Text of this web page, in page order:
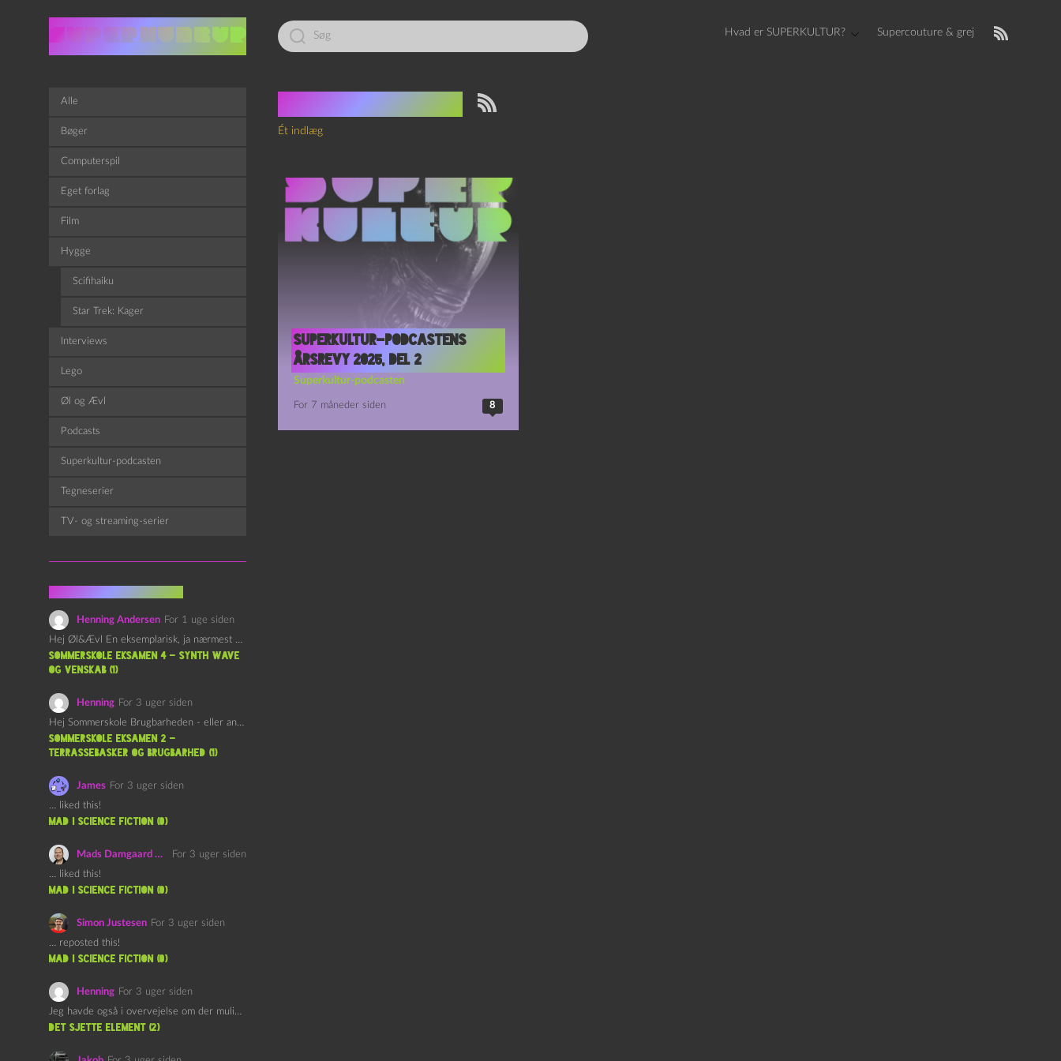
Led
efter:
Hvad er SUPERKULTUR? Supercouture & grej
Irene Solà
Ét indlæg
Superkultur-podcastens
årsrevy 2025, del 2
Superkultur-podcasten
For 7 måneder siden 8
Alle
Bøger
Computerspil
Eget forlag
Film
Hygge
Scifihaiku
Star Trek: Kager
Interviews
Lego
Øl og Ævl
Podcasts
Superkultur-podcasten
Tegneserier
TV- og streaming-serier
Henning Andersen For 1 uge siden
Hej Øl&Ævl En eksemplarisk, ja nærmest yndefuld, afslutning på SOMMERSKOLEN.…
Sommerskole Eksamen 4 – Synth Wave
og Venskab (1)
Henning For 3 uger siden
Hej Sommerskole Brugbarheden - eller anvendeligheden - af "Øl&Ævl" er…
Sommerskole Eksamen 2 –
Terrassebasker og Brugbarhed (1)
James For 3 uger siden
… liked this!
mad i science fiction (0)
Mads Damgaard Mortensen (Å)
For 3 uger siden
… liked this!
mad i science fiction (0)
Simon Justesen For 3 uger siden
… reposted this!
mad i science fiction (0)
Henning For 3 uger siden
Jeg havde også i overvejelse om der muligvis kunne være…
det sjette element (2)